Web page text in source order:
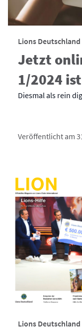
Lions Deutschland
Jetzt
1/2024
Diesmal als rein
Veröffentlicht am
Lions Deutschland